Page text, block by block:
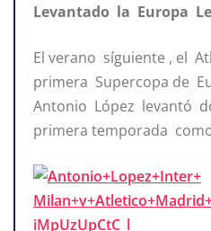
Levantado la Europa
El verano síguiente , el
primera Supercopa de
Antonio López levantó
primera temporada